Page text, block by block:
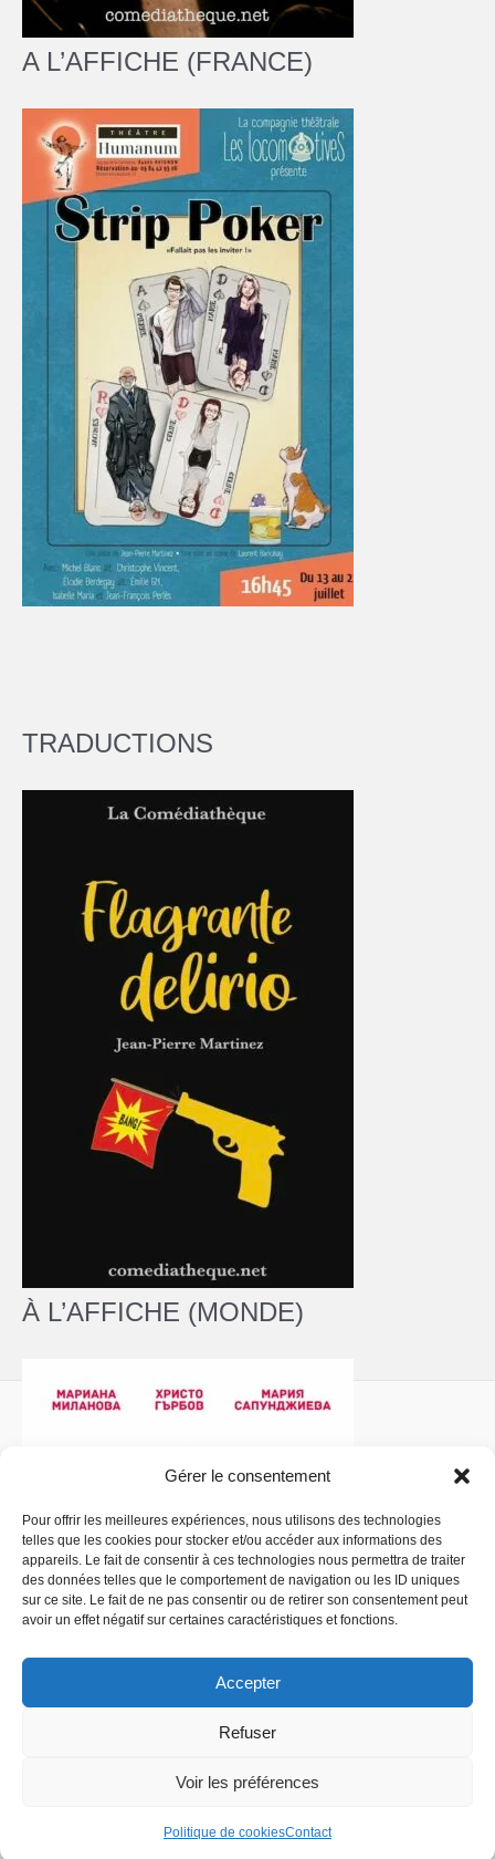
Gérer le consentement
Pour offrir les meilleures expériences, nous utilisons des technologies
telles que les cookies pour stocker et/ou accéder aux informations des
appareils. Le fait de consentir à ces technologies nous permettra de traiter
des données telles que le comportement de navigation ou les ID uniques
sur ce site. Le fait de ne pas consentir ou de retirer son consentement peut
avoir un effet négatif sur certaines caractéristiques et fonctions.
Accepter
Refuser
Voir les préférences
Politique de cookiesContact
A L’AFFICHE (FRANCE)
TRADUCTIONS
À L’AFFICHE (MONDE)
Politique de confidentialité - Copyright © 2026 La
Comédiathèque